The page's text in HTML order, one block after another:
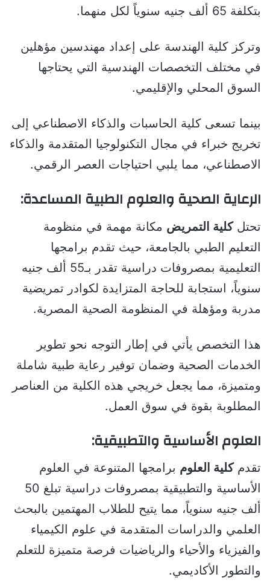
بتكلفة 65 ألف جنيه سنوياً لكل منهما.
وتركز كلية الهندسة على إعداد مهندسين مؤهلين
في مختلف التخصصات الهندسية التي يحتاجها
السوق المحلي والإقليمي.
بينما تسعى كلية الحاسبات والذكاء الاصطناعي إلى
تخريج خبراء في مجال التكنولوجيا المتقدمة والذكاء
الاصطناعي، مما يلبي احتياجات العصر الرقمي.
الرعاية الصحية والعلوم الطبية المساعدة:
تحتلكلية التمريض مكانة مهمة في منظومة
التعليم الطبي بالجامعة، حيث تقدم برامجها
التعليمية بمصروفات دراسية تقدر بـ55 ألف جنيه
سنوياً، استجابة للحاجة المتزايدة لكوادر تمريضية
مدربة ومؤهلة في المنظومة الصحية المصرية.
هذا التخصص يأتي في إطار التوجه نحو تطوير
الخدمات الصحية وضمان توفير رعاية طبية شاملة
ومتميزة، مما يجعل خريجي هذه الكلية من العناصر
المطلوبة بقوة في سوق العمل.
العلوم الأساسية والتطبيقية:
تقدمكلية العلوم برامجها المتنوعة في العلوم
الأساسية والتطبيقية بمصروفات دراسية تبلغ 50
ألف جنيه سنوياً، مما يتيح للطلاب المهتمين بالبحث
العلمي والدراسات المتقدمة في علوم الكيمياء
والفيزياء والأحياء والرياضيات فرصة متميزة للتعلم
والتطور الأكاديمي.